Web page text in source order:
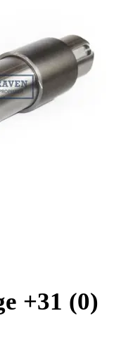
+31 (0)